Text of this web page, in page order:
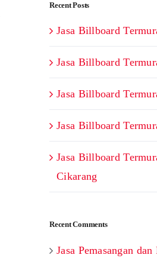
Recent Posts
Jasa Billboard
Jasa Billboard
Jasa Billboard
Jasa Billboard
Jasa Billboard
Cikarang
Recent Comments
Jasa Pemasangan dan